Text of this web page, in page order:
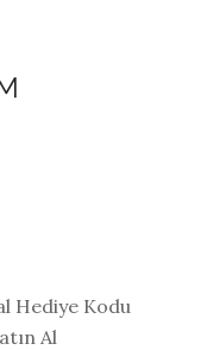
Hediye Kodu
Al